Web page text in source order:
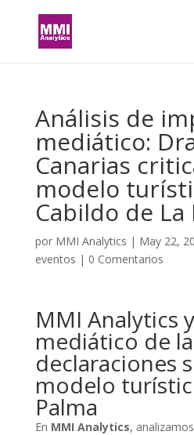
Análisis de
mediático:
Canarias
modelo
Cabildo de La
por MMI Analytics | May 22,
eventos | 0 Comentarios
MMI Analytics
mediático de
declaraciones
modelo
Palma
En MMI Analytics,